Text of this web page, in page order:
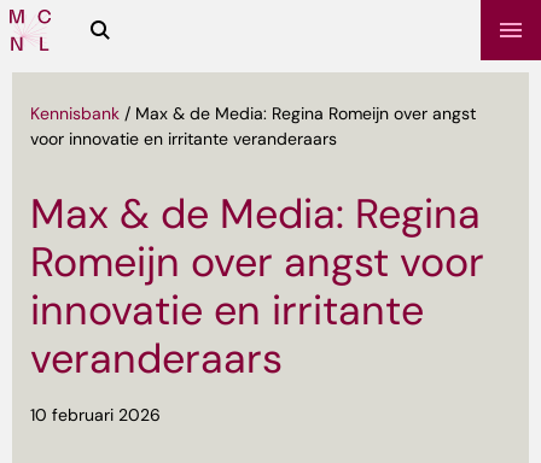
Media
Campus
Zoeken
Kennisbank / Max & de Media: Regina Romeijn over angst
voor innovatie en irritante veranderaars
Max & de Media: Regina
Romeijn over angst voor
innovatie en irritante
veranderaars
10 februari 2026